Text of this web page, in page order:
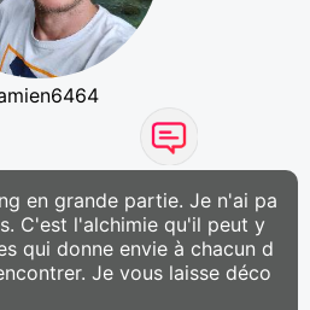
en grande partie. Je n'ai pa
C'est l'alchimie qu'il peut y
qui donne envie à chacun d
Je vous laisse déco